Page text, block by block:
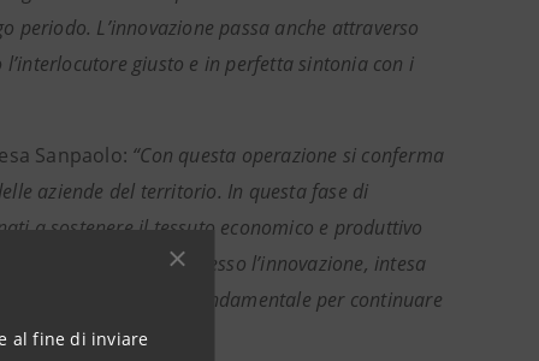
al fine di inviare
periodo. L’innovazione passa anche attraverso
giusto e in perfetta sintonia con i
Sanpaolo: “Con questa operazione si conferma
aziende del territorio. In questa fase di
a sostenere il tessuto economico e produttivo
sempre più complesso l’innovazione, intesa
diventa un fattore fondamentale per continuare